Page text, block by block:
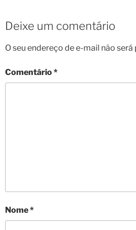
Deixe um comentário
O seu endereço de e-mail não
Comentário*
Nome*